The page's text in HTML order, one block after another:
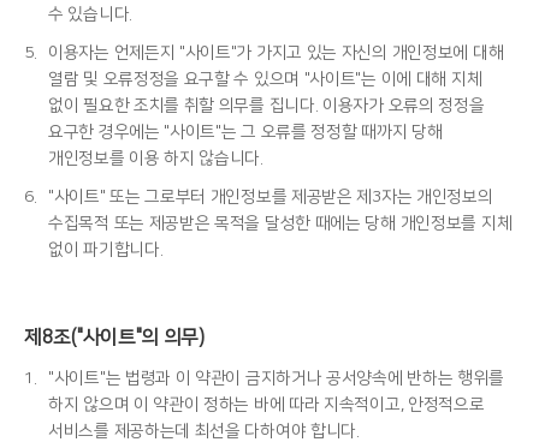
수 있습니다.
5.
이용자는 언제든지 "사이트"가 가지고 있는 자신의 개인정보에 대해
열람 및 오류정정을 요구할 수 있으며 "사이트"는 이에 대해 지체
없이 필요한 조치를 취할 의무를 집니다. 이용자가 오류의 정정을
요구한 경우에는 "사이트"는 그 오류를 정정할 때까지 당해
개인정보를 이용 하지 않습니다.
6.
"사이트" 또는 그로부터 개인정보를 제공받은 제3자는 개인정보의
수집목적 또는 제공받은 목적을 달성한 때에는 당해 개인정보를 지체
없이 파기합니다.
제8조("사이트"의 의무)
1.
"사이트"는 법령과 이 약관이 금지하거나 공서양속에 반하는 행위를
하지 않으며 이 약관이 정하는 바에 따라 지속적이고, 안정적으로
서비스를 제공하는데 최선을 다하여야 합니다.